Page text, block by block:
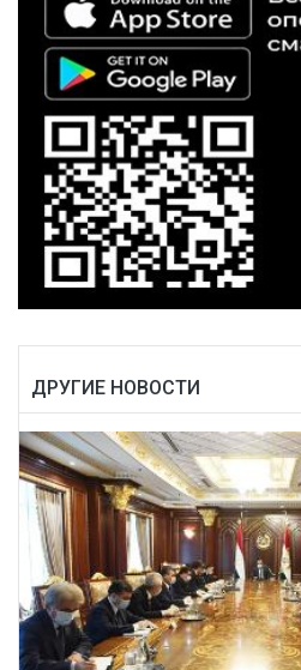
ДРУГИЕ НОВОСТИ